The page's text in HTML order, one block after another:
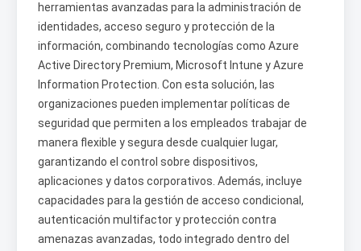
herramientas avanzadas para la administración de
identidades, acceso seguro y protección de la
información, combinando tecnologías como Azure
Active Directory Premium, Microsoft Intune y Azure
Information Protection. Con esta solución, las
organizaciones pueden implementar políticas de
seguridad que permiten a los empleados trabajar de
manera flexible y segura desde cualquier lugar,
garantizando el control sobre dispositivos,
aplicaciones y datos corporativos. Además, incluye
capacidades para la gestión de acceso condicional,
autenticación multifactor y protección contra
amenazas avanzadas, todo integrado dentro del